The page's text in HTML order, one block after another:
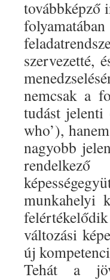
továbbképző
szervezetté,
nemcsak a
tudást jelenti
who’),
nagyobb
munkahelyi
változási
új
Tehát a